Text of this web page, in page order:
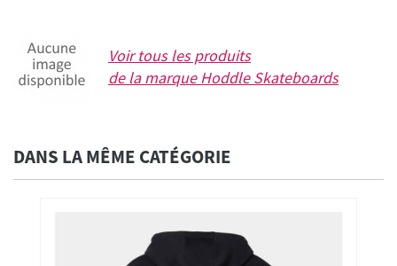
Voir tous les produits
de la marqueHoddle Skateboards
DANS LA MÊME CATÉGORIE